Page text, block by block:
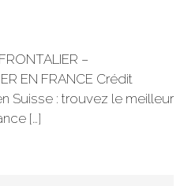
–
EN FRANCE Crédit
Suisse : trouvez le meilleur
[…]